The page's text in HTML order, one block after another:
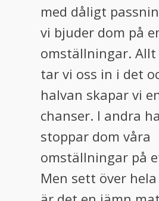
med dåligt
vi bjuder dom på
omställningar.
tar vi oss in i det
halvan skapar vi
chanser. I andra
stoppar dom våra
omställningar på
Men sett över